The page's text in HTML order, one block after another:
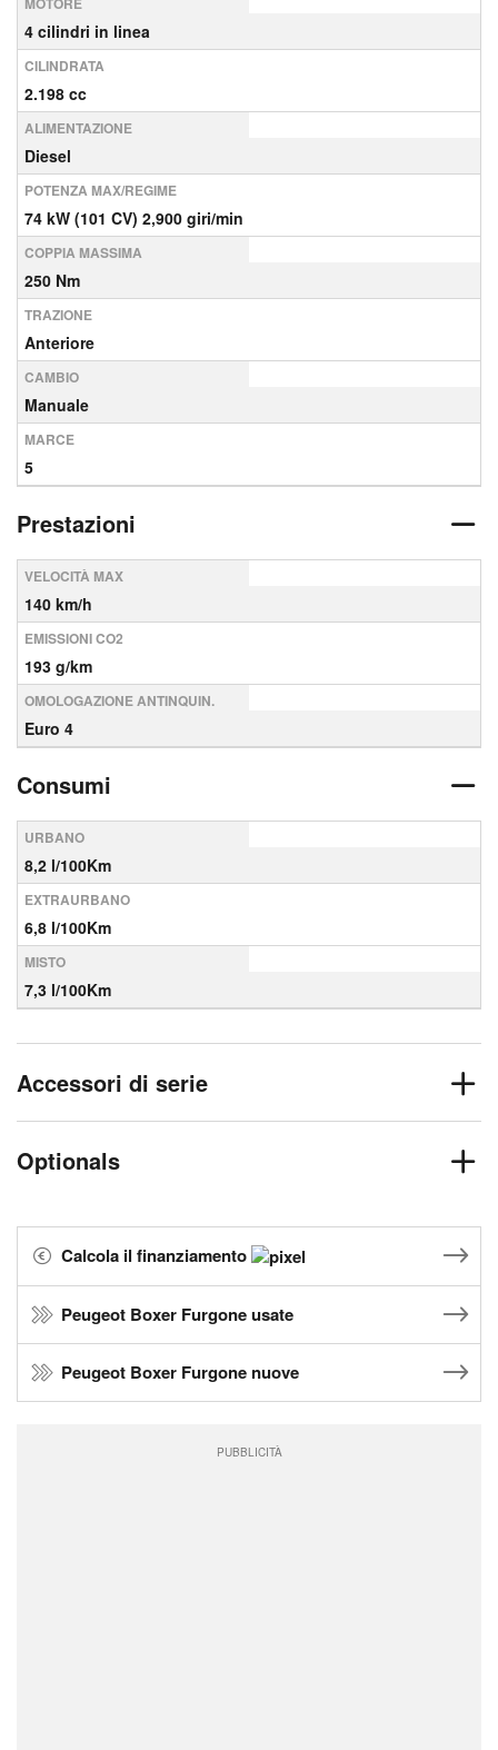
4 cilindri in linea
CILINDRATA
2.198 cc
ALIMENTAZIONE
Diesel
POTENZA MAX/REGIME
74 kW (101 CV) 2,900 giri/min
COPPIA MASSIMA
250 Nm
TRAZIONE
Anteriore
CAMBIO
Manuale
MARCE
5
Prestazioni
VELOCITÀ MAX
140 km/h
EMISSIONI CO2
193 g/km
OMOLOGAZIONE ANTINQUIN.
Euro 4
Consumi
URBANO
8,2 l/100Km
EXTRAURBANO
6,8 l/100Km
MISTO
7,3 l/100Km
Accessori di serie
Optionals
Calcola il finanziamento
Peugeot Boxer Furgone usate
Peugeot Boxer Furgone nuove
PUBBLICITÀ